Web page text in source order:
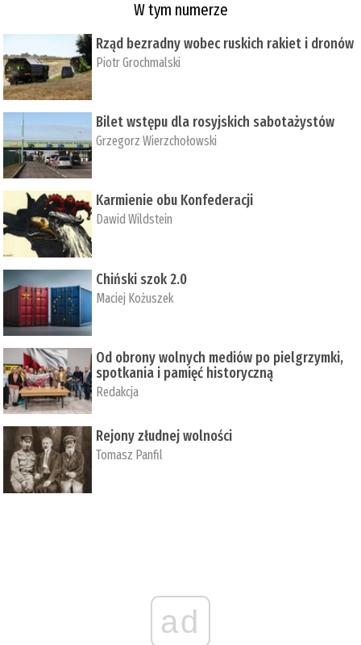
W tym numerze
Rząd bezradny wobec ruskich rakiet i dronów
Piotr Grochmalski
Bilet wstępu dla rosyjskich sabotażystów
Grzegorz Wierzchołowski
Karmienie obu Konfederacji
Dawid Wildstein
Chiński szok 2.0
Maciej Kożuszek
Od obrony wolnych mediów po pielgrzymki,
spotkania i pamięć historyczną
Redakcja
Rejony złudnej wolności
Tomasz Panfil
ad